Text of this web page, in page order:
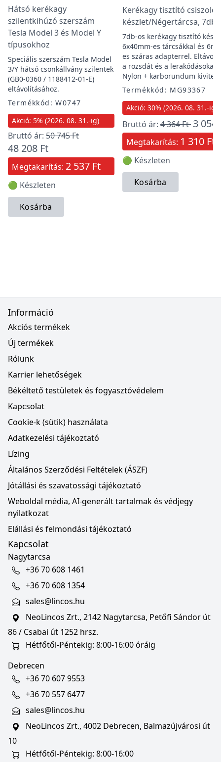
Hátsó kerékagy
szilentkihúzó szerszám
Tesla Model 3 és Model Y
típusokhoz
Speciális szerszám Tesla Model
3/Y hátsó csonkállvány szilentek
(GB0-0360 / 1188412-01-E)
eltávolításához.
Termékkód: W0747
Akció: 5% (2026. 08. 31.-ig)
Bruttó ár: 50 745 Ft
48 208 Ft
Megtakarítás: 2 537 Ft
🟢 Készleten
Kosárba
Kerékagy tisztító csiszoló
készlet/Négertárcsa, 7db
7db-os kerékagy tisztító
6x40mm-es tárcsákkal és
es száras adapterrel.
a rozsdát és a lerakódásokat.
Nylon + karborundum kivitel.
Termékkód: MG93367
Akció: 30% (2026. 08. 31.-ig)
Bruttó ár: 4 364 Ft 3 054
Megtakarítás: 1 310 Ft
🟢 Készleten
Kosárba
Információ
Akciós termékek
Új termékek
Rólunk
Karrier lehetőségek
Békéltető testületek és fogyasztóvédelem
Kapcsolat
Cookie-k (sütik) használata
Adatkezelési tájékoztató
Lízing
Általános Szerződési Feltételek (ÁSZF)
Jótállási és szavatossági tájékoztató
Weboldal média, AI-generált tartalmak és védjegy
nyilatkozat
Elállási és felmondási tájékoztató
Kapcsolat
Nagytarcsa
+36 70 608 1461
+36 70 608 1354
sales@lincos.hu
NeoLincos Zrt., 2142 Nagytarcsa, Petőfi Sándor út
86 / Csabai út 1252 hrsz.
Hétfőtől-Péntekig: 8:00-16:00 óráig
Debrecen
+36 70 607 9553
+36 70 557 6477
sales@lincos.hu
NeoLincos Zrt., 4002 Debrecen, Balmazújvárosi út
10
Hétfőtől-Péntekig: 8:00-16:00